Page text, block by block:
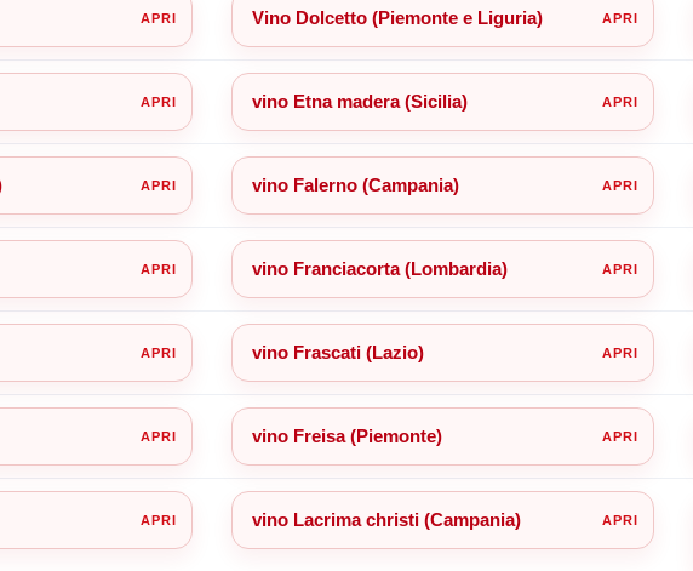
Vino Dolcetto (Piemonte e Liguria)
vino Etna madera (Sicilia)
vino Falerno (Campania)
vino Franciacorta (Lombardia)
vino Frascati (Lazio)
vino Freisa (Piemonte)
vino Lacrima christi (Campania)